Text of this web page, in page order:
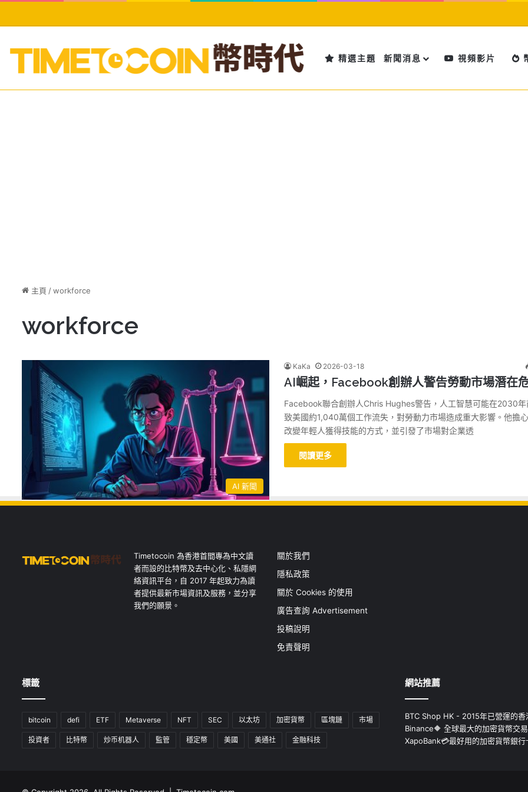
精選主題 新聞消息 視頻影片
主頁 /workforce
workforce
AI 新聞
KaKa 2026-03-18
AI崛起，Facebook創辦人警告勞動市場潛在
Facebook聯合創辦人Chris Hughes警告，人工智慧可能在2030年
致美國約1,040萬個工作流失，對勞動力市場造成重大影響。他擔
改變年輕人獲得技能的方式，並引發了市場對企業透
閱讀更多
Timetocoin 為香港首間專為中文讀
者而設的比特幣及去中心化、私隱網
絡資訊平台，自 2017 年起致力為讀
者提供最新市場資訊及服務，並分享
我們的願景。
關於我們
隱私政策
關於 Cookies 的使用
廣告查詢 Advertisement
投稿說明
免責聲明
標籤
bitcoin defi ETF Metaverse NFT SEC 以太坊 加密貨幣 區塊鏈 市場
投資者 比特幣 炒币机器人 監管 穩定幣 美國 美通社 金融科技
網站推薦
BTC Shop HK - 2015年已營運的
Binance🔶 全球最大的加密貨幣交
XapoBank💳最好用的加密貨幣銀行